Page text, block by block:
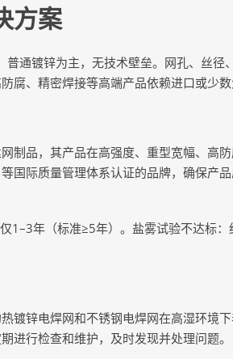
方案
普通镀锌为主，无技术壁垒。网孔、丝径
腐、精密焊接等高端产品依赖进口或少数
制品，其产品在高强度、重型宽幅、高防
国际质量管理体系认证的品牌，确保产品
1–3年（标准≥5年）。盐雾试验不达标
镀锌电焊网和不锈钢电焊网在高湿环境下
进行检查和维护，及时发现并处理问题。